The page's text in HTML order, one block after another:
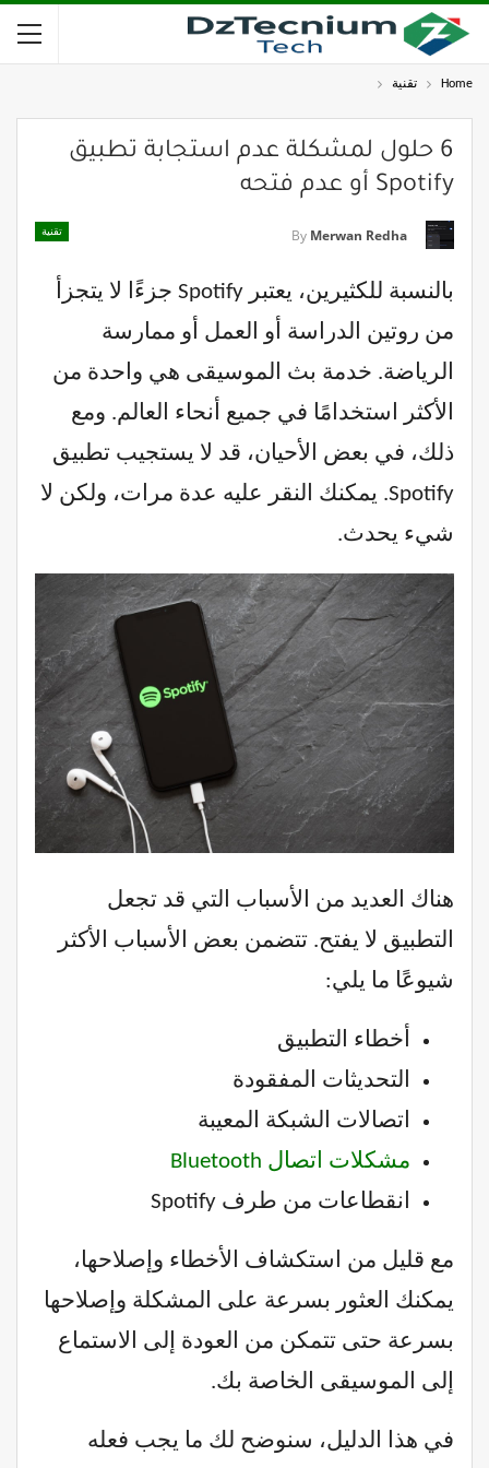
Home تقنية
6 حلول لمشكلة عدم استجابة تطبيق
Spotify أو عدم فتحه
تقنية By Merwan Redha
بالنسبة للكثيرين، يعتبر Spotify جزءًا لا يتجزأ
من روتين الدراسة أو العمل أو ممارسة
الرياضة. خدمة بث الموسيقى هي واحدة من
الأكثر استخدامًا في جميع أنحاء العالم. ومع
ذلك، في بعض الأحيان، قد لا يستجيب تطبيق
Spotify. يمكنك النقر عليه عدة مرات، ولكن لا
شيء يحدث.
هناك العديد من الأسباب التي قد تجعل
التطبيق لا يفتح. تتضمن بعض الأسباب الأكثر
شيوعًا ما يلي:
أخطاء التطبيق
التحديثات المفقودة
اتصالات الشبكة المعيبة
مشكلات اتصال Bluetooth
انقطاعات من طرف Spotify
مع قليل من استكشاف الأخطاء وإصلاحها،
يمكنك العثور بسرعة على المشكلة وإصلاحها
بسرعة حتى تتمكن من العودة إلى الاستماع
إلى الموسيقى الخاصة بك.
في هذا الدليل، سنوضح لك ما يجب فعله